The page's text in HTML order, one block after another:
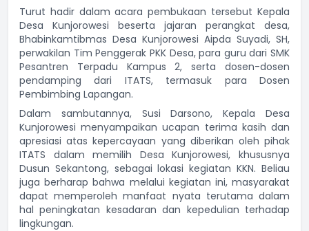
Turut hadir dalam acara pembukaan tersebut Kepala
Desa Kunjorowesi beserta jajaran perangkat desa,
Bhabinkamtibmas Desa Kunjorowesi Aipda Suyadi, SH,
perwakilan Tim Penggerak PKK Desa, para guru dari SMK
Pesantren Terpadu Kampus 2, serta dosen-dosen
pendamping dari ITATS, termasuk para Dosen
Pembimbing Lapangan.
Dalam sambutannya, Susi Darsono, Kepala Desa
Kunjorowesi menyampaikan ucapan terima kasih dan
apresiasi atas kepercayaan yang diberikan oleh pihak
ITATS dalam memilih Desa Kunjorowesi, khususnya
Dusun Sekantong, sebagai lokasi kegiatan KKN. Beliau
juga berharap bahwa melalui kegiatan ini, masyarakat
dapat memperoleh manfaat nyata terutama dalam
hal peningkatan kesadaran dan kepedulian terhadap
lingkungan.